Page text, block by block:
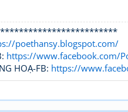
poethansy.blogspot.com/
https://www.facebook.com/
HOẠ-FB: https://